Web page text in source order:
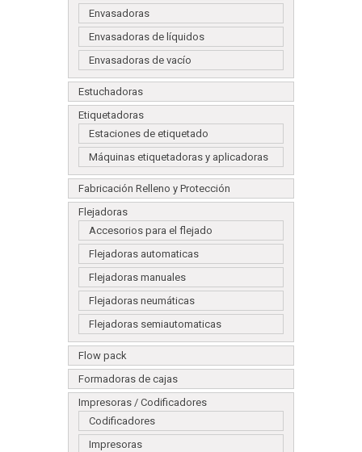
Envasadoras
Envasadoras de líquidos
Envasadoras de vacío
Estuchadoras
Etiquetadoras
Estaciones de etiquetado
Máquinas etiquetadoras y aplicadoras
Fabricación Relleno y Protección
Flejadoras
Accesorios para el flejado
Flejadoras automaticas
Flejadoras manuales
Flejadoras neumáticas
Flejadoras semiautomaticas
Flow pack
Formadoras de cajas
Impresoras / Codificadores
Codificadores
Impresoras